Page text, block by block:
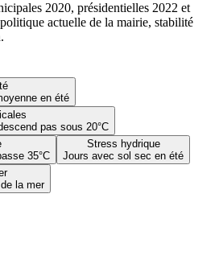
en été
pas sous 20°C
35°C
Stress hydrique
Jours avec sol sec en été
la mer
2020, présidentielles 2022 et
actuelle de la mairie, stabilité